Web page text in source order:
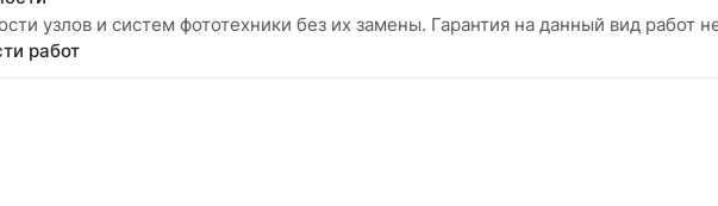
узлов и систем фототехники без их замены. Гарантия на данный вид работ
работ